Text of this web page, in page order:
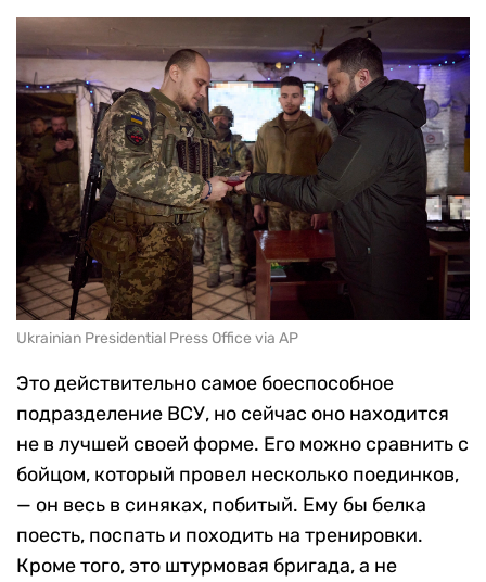
Ukrainian Presidential Press Office via AP
Это действительно самое боеспособное
подразделение ВСУ, но сейчас оно находится
не в лучшей своей форме. Его можно сравнить с
бойцом, который провел несколько поединков,
— он весь в синяках, побитый. Ему бы белка
поесть, поспать и походить на тренировки.
Кроме того, это штурмовая бригада, а не